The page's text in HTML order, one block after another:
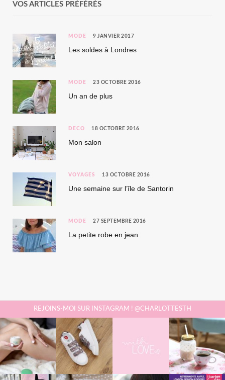
VOS ARTICLES PRÉFÉRÉS
MODE 9 JANVIER 2017
Les soldes à Londres
MODE 23 OCTOBRE 2016
Un an de plus
DÉCO 18 OCTOBRE 2016
Mon salon
VOYAGES 13 OCTOBRE 2016
Une semaine sur l’île de Santorin
MODE 27 SEPTEMBRE 2016
La petite robe en jean
REJOINS-MOI SUR INSTAGRAM ! @CHARLOTTESTH